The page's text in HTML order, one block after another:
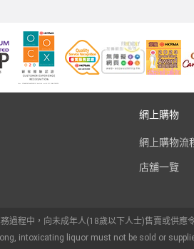
網上購物
網上購物流
店舖一覽
過程中，向未成年人(18歲以下人士)售賣或供應
intoxicating liquor must not be sold or